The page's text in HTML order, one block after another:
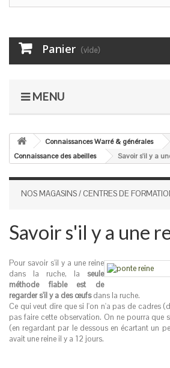
Panier (vide)
MENU
Connaissances Warré & générales
Connaissance des abeilles
Savoir s'il y a
NOS MAGASINS / CENTRES DE
Savoir s'il y a une
Pour savoir s'il y a une reine
dans la ruche, la seule
méthode fiable est de
regarder s'il y a des œufsdans la ruche.
Ce qui veut dire que si l'on n'a pas de cadres
pas faire cette observation. On ne pourra que
(en regardant par le dessous en écartant un
avait une reine il y a 12 jours.